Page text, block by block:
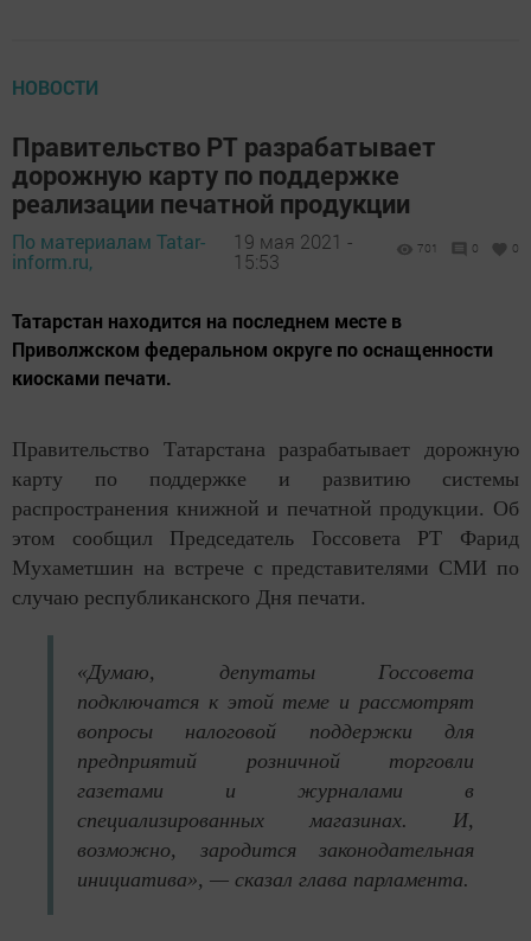
НОВОСТИ
Правительство РТ разрабатывает
дорожную карту по поддержке
реализации печатной продукции
По материалам Tatar-
inform.ru,
19 мая 2021 -
15:53
701 0 0
Татарстан находится на последнем месте в
Приволжском федеральном округе по оснащенности
киосками печати.
Правительство Татарстана разрабатывает дорожную
карту по поддержке и развитию системы
распространения книжной и печатной продукции. Об
этом сообщил Председатель Госсовета РТ Фарид
Мухаметшин на встрече с представителями СМИ по
случаю республиканского Дня печати.
«Думаю, депутаты Госсовета
подключатся к этой теме и рассмотрят
вопросы налоговой поддержки для
предприятий розничной торговли
газетами и журналами в
специализированных магазинах. И,
возможно, зародится законодательная
инициатива», — сказал глава парламента.